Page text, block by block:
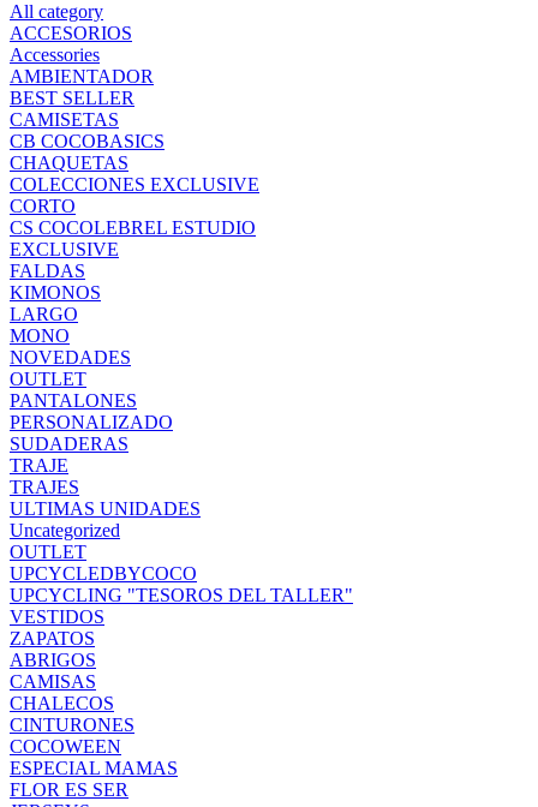
All category
ACCESORIOS
Accessories
AMBIENTADOR
BEST SELLER
CAMISETAS
CB COCOBASICS
CHAQUETAS
COLECCIONES EXCLUSIVE
CORTO
CS COCOLEBREL ESTUDIO
EXCLUSIVE
FALDAS
KIMONOS
LARGO
MONO
NOVEDADES
OUTLET
PANTALONES
PERSONALIZADO
SUDADERAS
TRAJE
TRAJES
ULTIMAS UNIDADES
Uncategorized
OUTLET
UPCYCLEDBYCOCO
UPCYCLING "TESOROS DEL TALLER"
VESTIDOS
ZAPATOS
ABRIGOS
CAMISAS
CHALECOS
CINTURONES
COCOWEEN
ESPECIAL MAMAS
FLOR ES SER